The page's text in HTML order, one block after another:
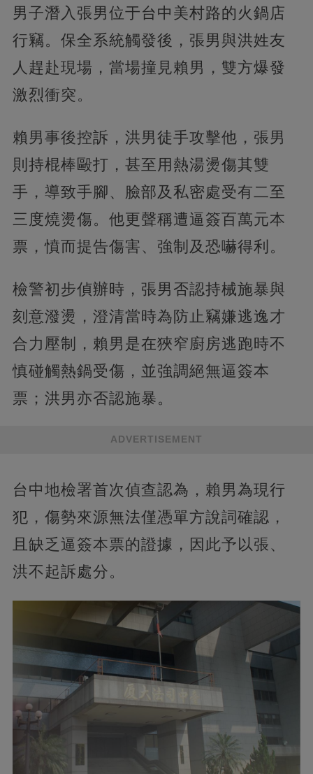
男子潛入張男位于台中美村路的火鍋店
行竊。保全系統觸發後，張男與洪姓友
人趕赴現場，當場撞見賴男，雙方爆發
激烈衝突。
賴男事後控訴，洪男徒手攻擊他，張男
則持棍棒毆打，甚至用熱湯燙傷其雙
手，導致手腳、臉部及私密處受有二至
三度燒燙傷。他更聲稱遭逼簽百萬元本
票，憤而提告傷害、強制及恐嚇得利。
檢警初步偵辦時，張男否認持械施暴與
刻意潑燙，澄清當時為防止竊嫌逃逸才
合力壓制，賴男是在狹窄廚房逃跑時不
慎碰觸熱鍋受傷，並強調絕無逼簽本
票；洪男亦否認施暴。
ADVERTISEMENT
台中地檢署首次偵查認為，賴男為現行
犯，傷勢來源無法僅憑單方說詞確認，
且缺乏逼簽本票的證據，因此予以張、
洪不起訴處分。